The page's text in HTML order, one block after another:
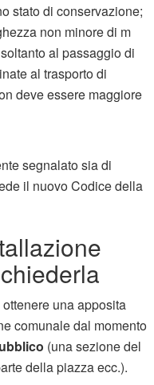
stato di conservazione;
non minore di m
al passaggio di
al trasporto di
deve essere maggiore
segnalato sia di
il nuovo Codice della
una apposita
comunale dal momento
(una sezione del
della piazza ecc.).